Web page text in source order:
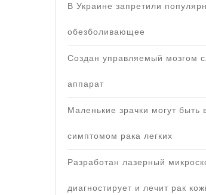
В Украине запретили
обезболивающее
Создан управляемый мозгом
аппарат
Маленькие зрачки могут быть
симптомом рака легких
Разработан лазерный
диагностирует и лечит рак